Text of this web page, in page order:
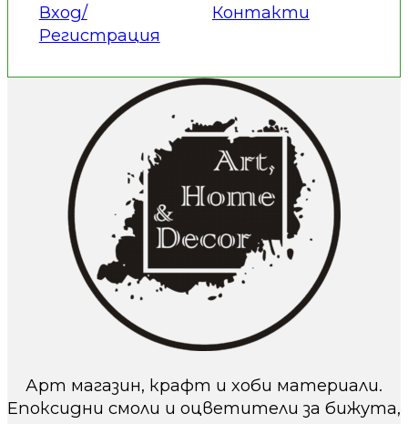
Арт магазин, крафт и хоби материали.
Епоксидни смоли и оцветители за бижута,
Вход/
Регистрация
Контакти